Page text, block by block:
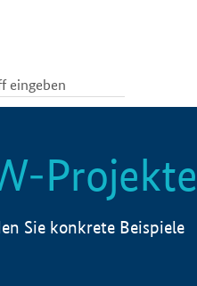
Projekte
Sie konkrete Beispiele